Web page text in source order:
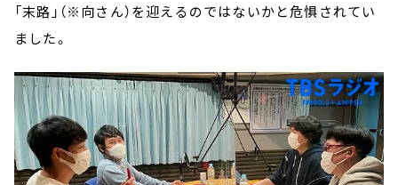
「末路」（※向さん）を迎えるのではないかと危惧されてい
ました。